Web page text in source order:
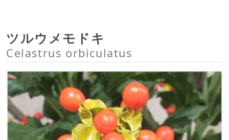
ツルウメモドキ
Celastrus orbiculatus